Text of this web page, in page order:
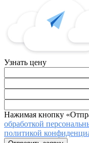
Узнать цену
Нажимая кнопку
обработкой
политикой